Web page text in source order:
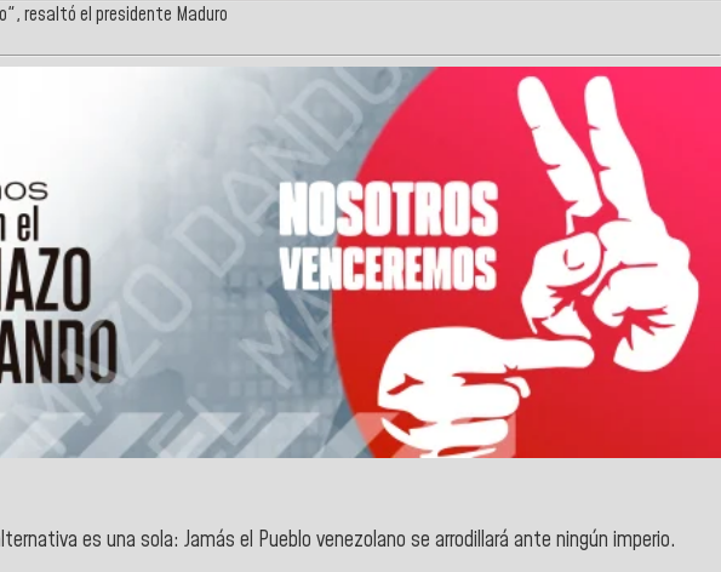
resaltó el presidente Maduro
es una sola: Jamás el Pueblo venezolano se arrodillará ante ningún imperio.